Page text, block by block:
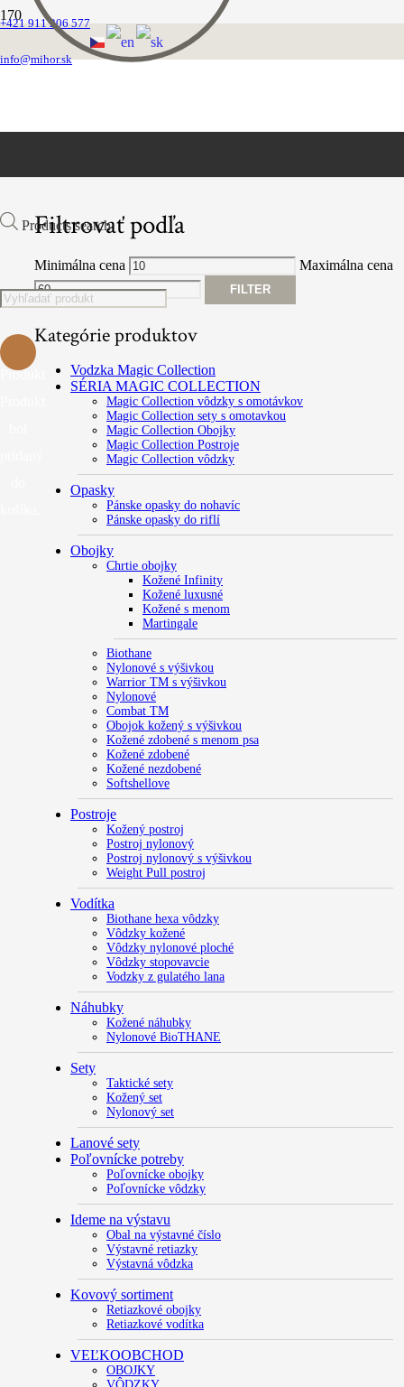
+421 911 206 577
info@mihor.sk
Products search
Produkt
Obojky
Filtrovať podľa
Minimálna cena Maximálna cena
FILTER
Kategórie produktov
Vodzka Magic Collection
SÉRIA MAGIC COLLECTION
Magic Collection vôdzky s omotávkov
Magic Collection sety s omotavkou
Magic Collection Obojky
Magic Collection Postroje
Magic Collection vôdzky
Opasky
Pánske opasky do nohavíc
Pánske opasky do riflí
Obojky
Chrtie obojky
Kožené Infinity
Kožené luxusné
Kožené s menom
Martingale
Biothane
Nylonové s výšivkou
Warrior TM s výšivkou
Nylonové
Combat TM
Obojok kožený s výšivkou
Kožené zdobené s menom psa
Kožené zdobené
Kožené nezdobené
Softshellove
Postroje
Kožený postroj
Postroj nylonový
Postroj nylonový s výšivkou
Weight Pull postroj
Vodítka
Biothane hexa vôdzky
Vôdzky kožené
Vôdzky nylonové ploché
Vôdzky stopovavcie
Vodzky z gulatého lana
Náhubky
Kožené náhubky
Nylonové BioTHANE
Sety
Taktické sety
Kožený set
Nylonový set
Lanové sety
Poľovnícke potreby
Poľovnícke obojky
Poľovnícke vôdzky
Ideme na výstavu
Obal na výstavné číslo
Výstavné retiazky
Výstavná vôdzka
Kovový sortiment
Retiazkové obojky
Retiazkové vodítka
VEĽKOOBCHOD
OBOJKY